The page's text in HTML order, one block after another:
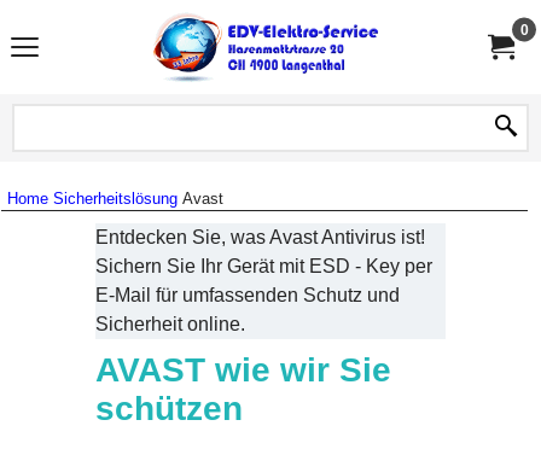
0
Home Sicherheitslösung Avast
Entdecken Sie, was Avast Antivirus ist!
Sichern Sie Ihr Gerät mit ESD - Key per
E-Mail für umfassenden Schutz und
Sicherheit online.
AVAST wie wir Sie
schützen